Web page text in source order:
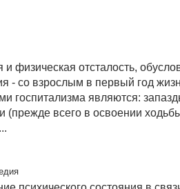
и физическая отсталость,
- со взрослым в первый год
госпитализма являются:
(прежде всего в освоении